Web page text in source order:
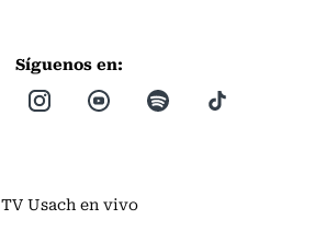
Síguenos en:
TV Usach en vivo